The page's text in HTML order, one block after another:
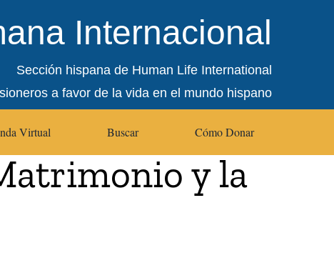
Internacional
Sección hispana de Human Life International
a favor de la vida en el mundo hispano
Virtual Buscar Cómo Donar
y la